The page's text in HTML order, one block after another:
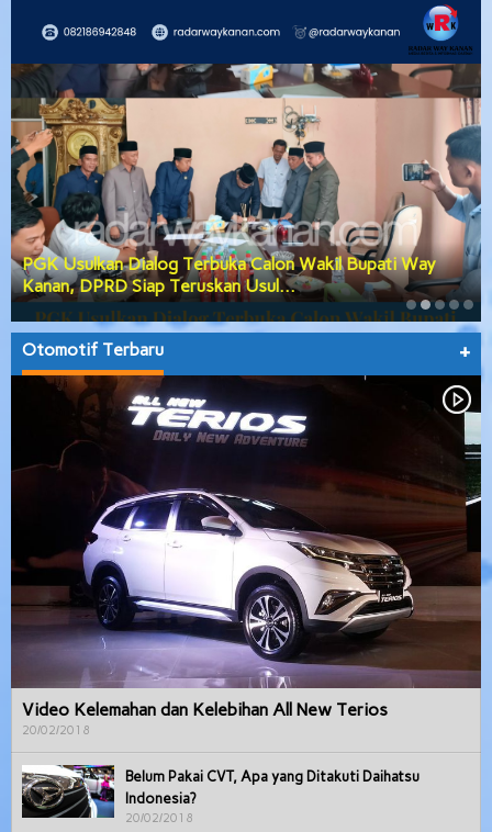
PGK Usulkan Dialog Terbuka Calon Wakil Bupati Way
Kanan, DPRD Siap Teruskan Usul…
Otomotif Terbaru +
Video Kelemahan dan Kelebihan All New Terios
20/02/2018
Belum Pakai CVT, Apa yang Ditakuti Daihatsu
Indonesia?
20/02/2018